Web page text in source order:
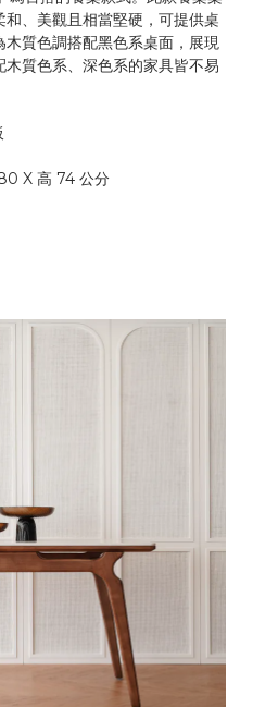
、美觀且相當堅硬，可提供桌
質色調搭配黑色系桌面，展現
質色系、深色系的家具皆不易
X 高 74 公分